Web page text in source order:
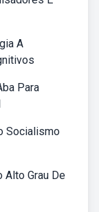
A
Para
Socialismo
Grau De